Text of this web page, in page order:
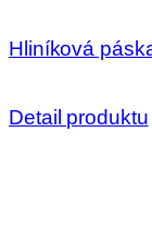
Hliníková
Detail produktu